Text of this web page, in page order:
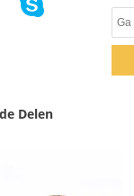
Delen